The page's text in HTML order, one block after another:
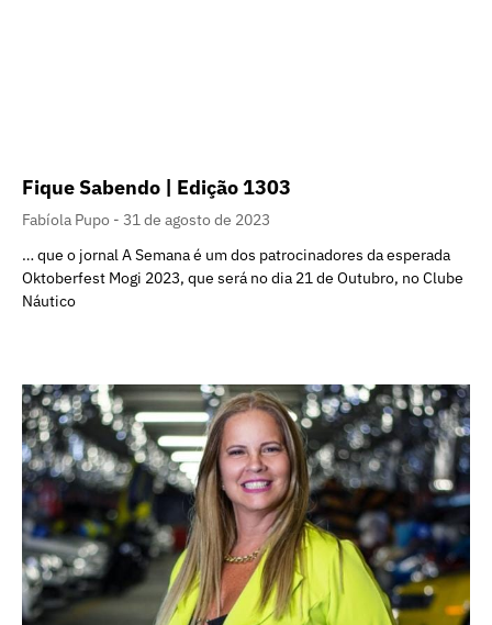
Fique Sabendo | Edição 1303
Fabíola Pupo
31 de agosto de 2023
… que o jornal A Semana é um dos patrocinadores da esperada
Oktoberfest Mogi 2023, que será no dia 21 de Outubro, no Clube
Náutico